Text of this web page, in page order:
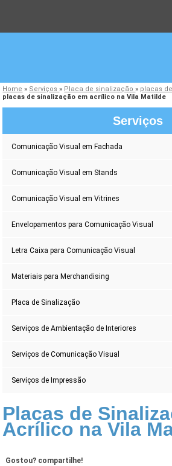
Home » Serviços» Placa de sinalização» placas
placas de sinalização em acrílico na Vila Matilde
Serviços
Comunicação Visual em Fachada
Comunicação Visual em Stands
Comunicação Visual em Vitrines
Envelopamentos para Comunicação Visual
Letra Caixa para Comunicação Visual
Materiais para Merchandising
Placa de Sinalização
Serviços de Ambientação de Interiores
Serviços de Comunicação Visual
Serviços de Impressão
Placas de
Acrílico na Vila
Gostou? compartilhe!